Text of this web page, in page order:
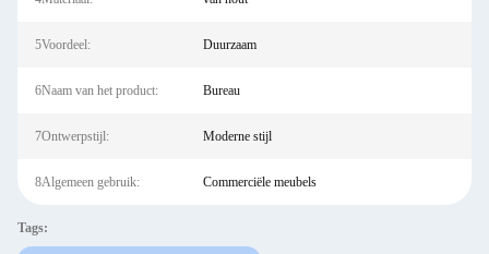
5Voordeel: Duurzaam
6Naam van het product: Bureau
7Ontwerpstijl: Moderne stijl
8Algemeen gebruik: Commerciële meubels
Tags: